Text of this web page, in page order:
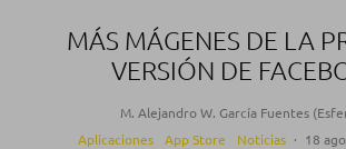
MÁS MÁGENES DE LA
VERSIÓN DE
M. Alejandro W. García Fuentes
Aplicaciones
App Store Noticias · 18